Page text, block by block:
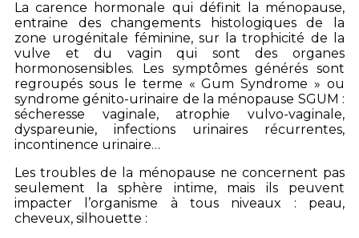
La carence hormonale qui définit la ménopause,
entraine des changements histologiques de la
zone urogénitale féminine, sur la trophicité de la
vulve et du vagin qui sont des organes
hormonosensibles. Les symptômes générés sont
regroupés sous le terme « Gum Syndrome » ou
syndrome génito-urinaire de la ménopause SGUM :
sécheresse vaginale, atrophie vulvo-vaginale,
dyspareunie, infections urinaires récurrentes,
incontinence urinaire…
Les troubles de la ménopause ne concernent pas
seulement la sphère intime, mais ils peuvent
impacter l’organisme à tous niveaux : peau,
cheveux, silhouette :